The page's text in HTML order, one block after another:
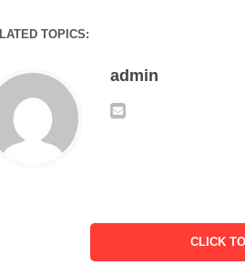
TOPICS:
admin
CLICK